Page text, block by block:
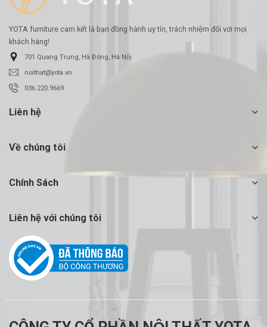
YOTA furniture cam kết là bạn đồng hành uy tín, trách nhiệm đối với mọi
khách hàng!
701 Quang Trung, Hà Đông, Hà Nội
noithat@yota.vn
036.220.9669
Liên hệ
Về chúng tôi
Chính Sách
Liên hệ với chúng tôi